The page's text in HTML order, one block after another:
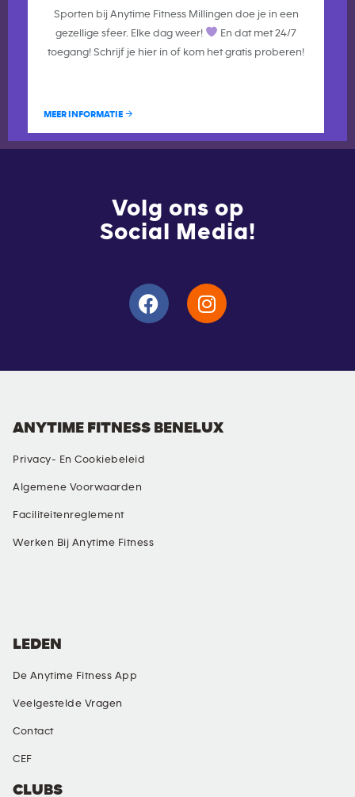
Sporten bij Anytime Fitness Millingen doe je in een
gezellige sfeer. Elke dag weer!
En dat met 24/7
toegang! Schrijf je hier in of kom het gratis proberen!
MEER INFORMATIE
Volg ons op
Social Media!
ANYTIME FITNESS BENELUX
Privacy- En Cookiebeleid
Algemene Voorwaarden
Faciliteitenreglement
Werken Bij Anytime Fitness
CLUBS
LEDEN
De Anytime Fitness App
Veelgestelde Vragen
Contact
CEF